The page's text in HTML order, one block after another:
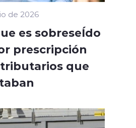
de 2026
es sobreseÍdo
prescripción
que